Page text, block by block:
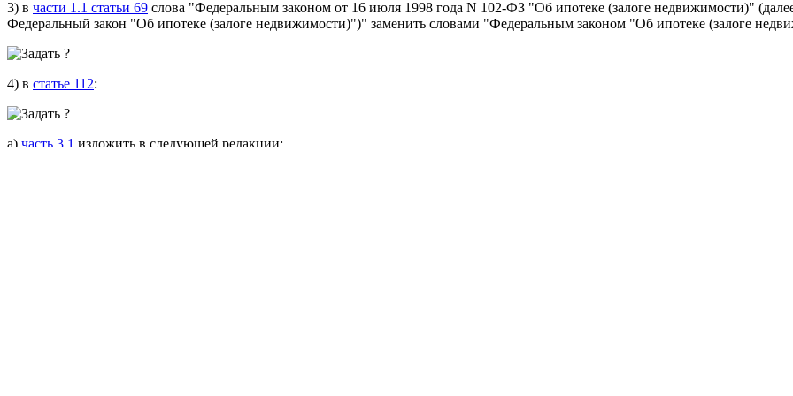
3) в части 1.1 статьи 69 слова "Федеральным законом от 16 июля 1998 года N 102-ФЗ "Об ипотеке (залоге недвижимости)"
Федеральный закон "Об ипотеке (залоге недвижимости)")" заменить словами "Федеральным законом "Об ипотеке (залоге
4) в статье 112:
а) часть 3.1 изложить в следующей редакции: